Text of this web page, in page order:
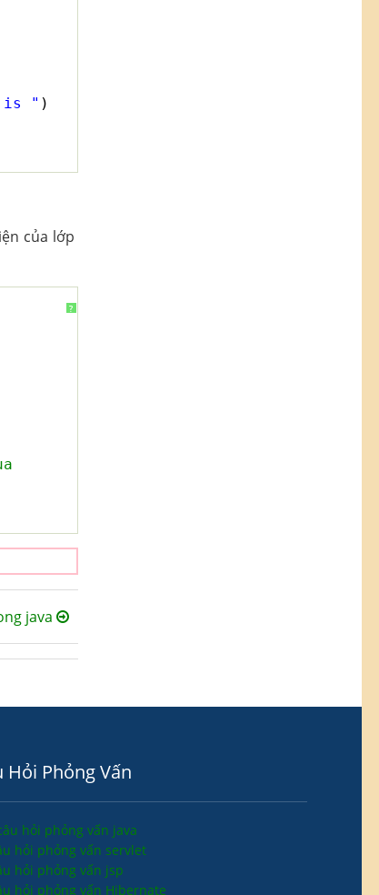
is " )
của lớp
?
java
Hỏi Phỏng Vấn
hỏi phỏng vấn java
hỏi phỏng vấn servlet
hỏi phỏng vấn jsp
hỏi phỏng vấn Hibernate